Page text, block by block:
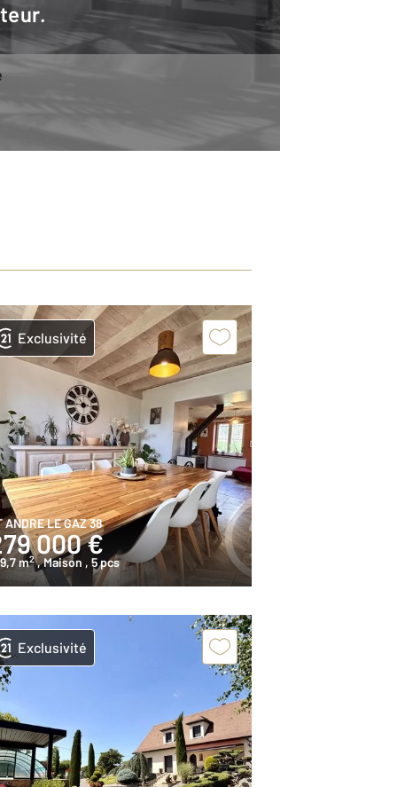
Exclusivité
ANDRE LE GAZ 38
000 €
m2 , Maison , 5 pcs
Exclusivité